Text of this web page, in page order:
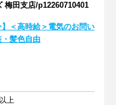
梅田支店/p12260710401
】＜高時給＞電気のお問い
髪色自由
上